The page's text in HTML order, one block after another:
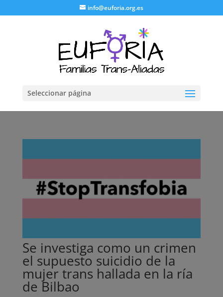
info@euforia.org.es
Seleccionar página
Se investiga como un crimen
el supuesto suicidio de la
mujer trans hallada en la ría
de Bilbao